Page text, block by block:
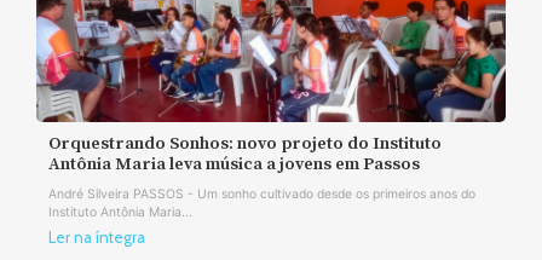
Orquestrando Sonhos: novo projeto do Instituto
Antônia Maria leva música a jovens em Passos
André Silveira PASSOS - Um sonho cultivado desde os primeiros anos do
Instituto Antônia Maria...
Ler na íntegra